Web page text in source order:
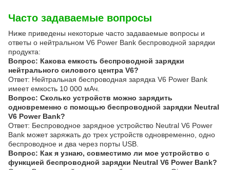
Часто задаваемые вопросы
Ниже приведены некоторые часто задаваемые вопросы и
ответы о нейтральном V6 Power Bank беспроводной зарядки
продукта:
Вопрос: Какова емкость беспроводной зарядки
нейтрального силового центра V6?
Ответ: Нейтральная беспроводная зарядка V6 Power Bank
имеет емкость 10 000 мАч.
Вопрос: Сколько устройств можно зарядить
одновременно с помощью беспроводной зарядки Neutral
V6 Power Bank?
Ответ: Беспроводное зарядное устройство Neutral V6 Power
Bank может заряжать до трех устройств одновременно, одно
беспроводное и два через порты USB.
Вопрос: Как я узнаю, совместимо ли мое устройство с
функцией беспроводной зарядки Neutral V6 Power Bank?